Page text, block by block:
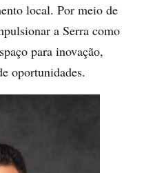
local. Por meio de
a Serra como
para inovação,
oportunidades.